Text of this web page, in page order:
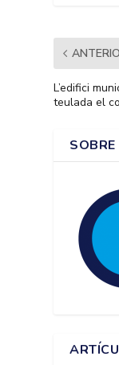
L’edifici
teulada el